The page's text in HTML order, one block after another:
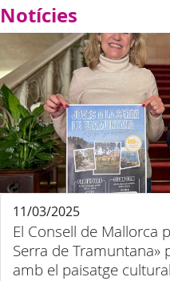
Notícies
El Consell de Mallorca
Serra de
amb el paisatge
11/03/2025